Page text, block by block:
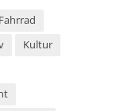
Fahrrad
Kultur